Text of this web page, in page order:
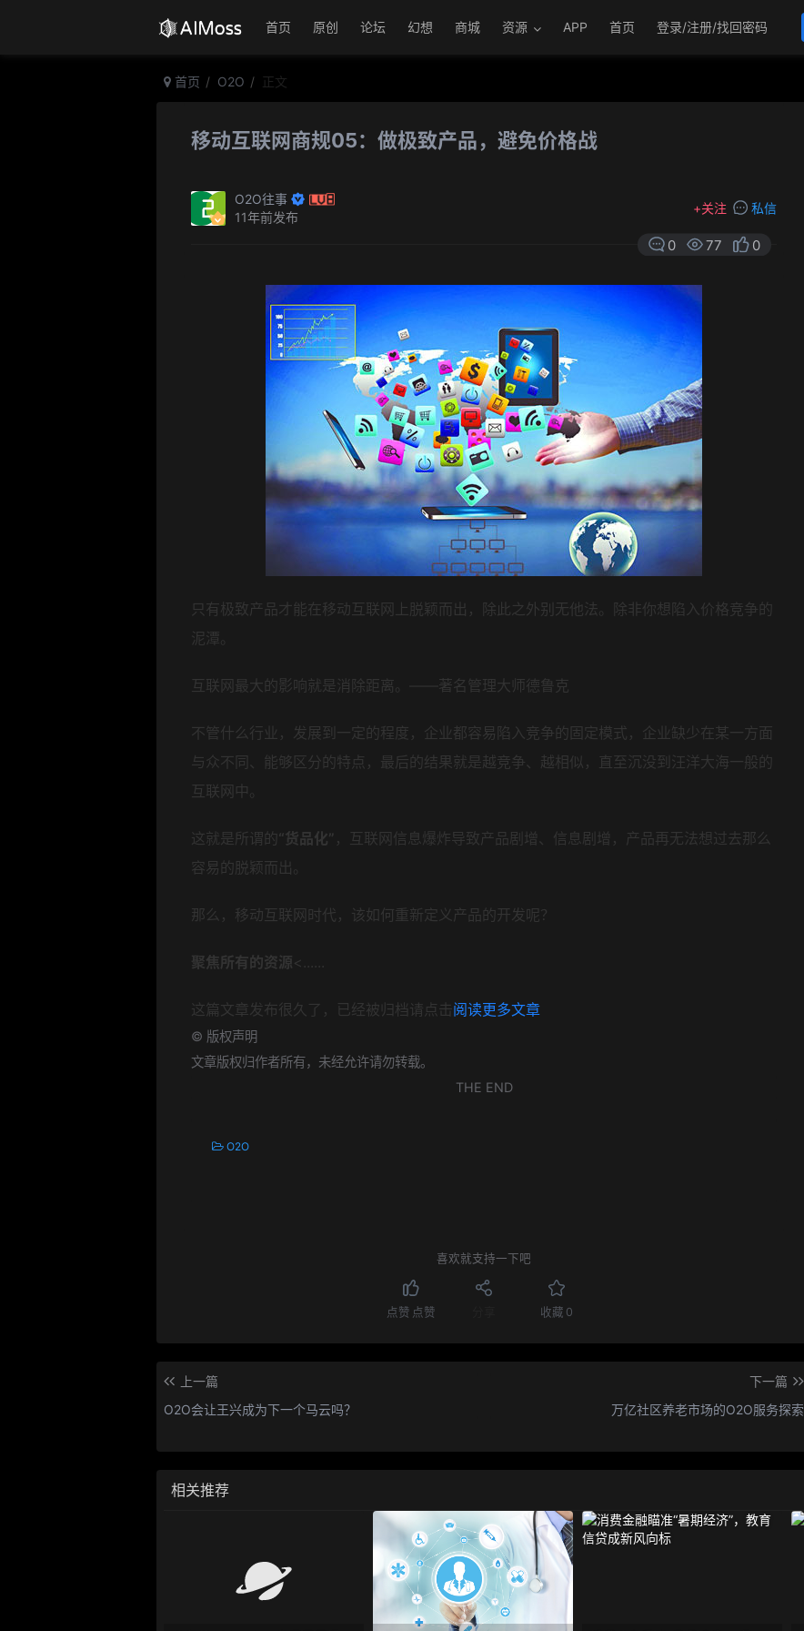
首页 原创 论坛 幻想 商城 资源 APP 首页 登录/注册/找回密码
首页 O2O 正文
移动互联网商规05：做极致产品，避免价格战
O2O往事
11年前发布
+关注 私信
0 77 0
只有极致产品才能在移动互联网上脱颖而出，除此之外别无他法。除非你想陷入价格竞争的
泥潭。
互联网最大的影响就是消除距离。——著名管理大师德鲁克
不管什么行业，发展到一定的程度， 企业都容易陷入竞争的固定模式， 企业缺少在某一方面
与众不同、能够区分的特点，最后的结果就是越竞争、越相似，直至沉没到汪洋大海一般的
互联网中。
这就是所谓的“货品化” ，互联网信息爆炸导致产品剧增、信息剧增，产品再无法想过去那么
容易的脱颖而出。
那么，移动互联网时代，该如何重新定义产品的开发呢？
聚焦所有的资源<......
这篇文章发布很久了，已经被归档请点击阅读更多文章
© 版权声明
文章版权归作者所有，未经允许请勿转载。
THE END
O2O
喜欢就支持一下吧
点赞 点赞 收藏 0
上一篇
O2O会让王兴成为下一个马云吗？
下一篇
万亿社区养老市场的O2O服务探索
相关推荐